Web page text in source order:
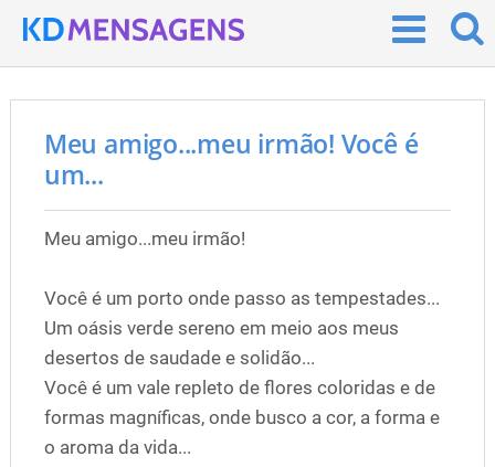
Meu amigo...meu irmão! Você é
um...
Meu amigo...meu irmão!
Você é um porto onde passo as tempestades...
Um oásis verde sereno em meio aos meus
desertos de saudade e solidão...
Você é um vale repleto de flores coloridas e de
formas magníficas, onde busco a cor, a forma e
o aroma da vida...